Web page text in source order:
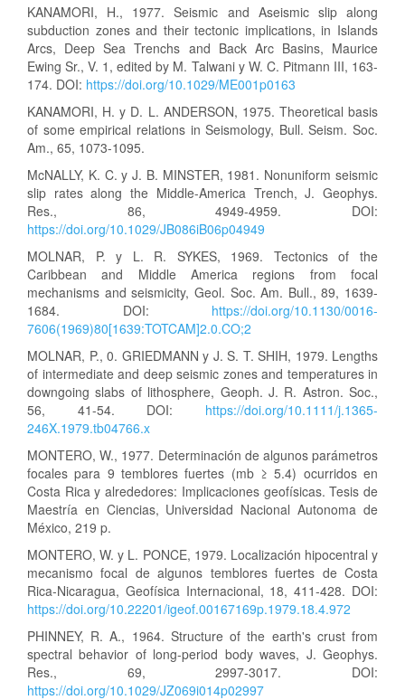
KANAMORI, H., 1977. Seismic and Aseismic slip along
subduction zones and their tectonic implications, in Islands
Arcs, Deep Sea Trenchs and Back Arc Basins, Maurice
Ewing Sr., V. 1, edited by M. Talwani y W. C. Pitmann III, 163-
174. DOI: https://doi.org/10.1029/ME001p0163
KANAMORI, H. y D. L. ANDERSON, 1975. Theoretical basis
of some empirical relations in Seismology, Bull. Seism. Soc.
Am., 65, 1073-1095.
McNALLY, K. C. y J. B. MINSTER, 1981. Nonuniform seismic
slip rates along the Middle-America Trench, J. Geophys.
Res., 86, 4949-4959. DOI:
https://doi.org/10.1029/JB086iB06p04949
MOLNAR, P. y L. R. SYKES, 1969. Tectonics of the
Caribbean and Middle America regions from focal
mechanisms and seismicity, Geol. Soc. Am. Bull., 89, 1639-
1684. DOI: https://doi.org/10.1130/0016-
7606(1969)80[1639:TOTCAM]2.0.CO;2
MOLNAR, P., 0. GRIEDMANN y J. S. T. SHIH, 1979. Lengths
of intermediate and deep seismic zones and temperatures in
downgoing slabs of lithosphere, Geoph. J. R. Astron. Soc.,
56, 41-54. DOI: https://doi.org/10.1111/j.1365-
246X.1979.tb04766.x
MONTERO, W., 1977. Determinación de algunos parámetros
focales para 9 temblores fuertes (mb ≥ 5.4) ocurridos en
Costa Rica y alrededores: Implicaciones geofísicas. Tesis de
Maestría en Ciencias, Universidad Nacional Autonoma de
México, 219 p.
MONTERO, W. y L. PONCE, 1979. Localización hipocentral y
mecanismo focal de algunos temblores fuertes de Costa
Rica-Nicaragua, Geofísica Internacional, 18, 411-428. DOI:
https://doi.org/10.22201/igeof.00167169p.1979.18.4.972
PHINNEY, R. A., 1964. Structure of the earth's crust from
spectral behavior of long-period body waves, J. Geophys.
Res., 69, 2997-3017. DOI:
https://doi.org/10.1029/JZ069i014p02997